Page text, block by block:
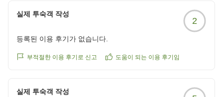
실제 투숙객 작성
2
등록된 이용 후기가 없습니다.
부적절한 이용 후기로 신고 도움이 되는 이용 후기임
실제 투숙객 작성